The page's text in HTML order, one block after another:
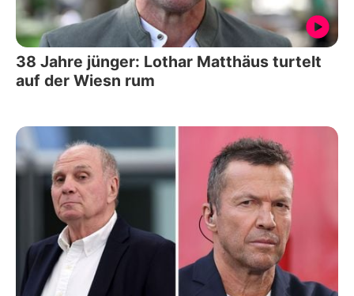
38 Jahre jünger: Lothar Matthäus turtelt
auf der Wiesn rum